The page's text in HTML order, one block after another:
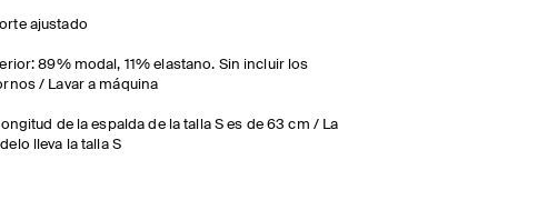
ajustado
89% modal, 11% elastano. Sin incluir los
/ Lavar a máquina
de la espalda de la talla S es de 63 cm / La
lleva la talla S